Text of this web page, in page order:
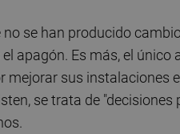
se han producido
apagón. Es más, el
mejorar sus instalaciones
se trata de